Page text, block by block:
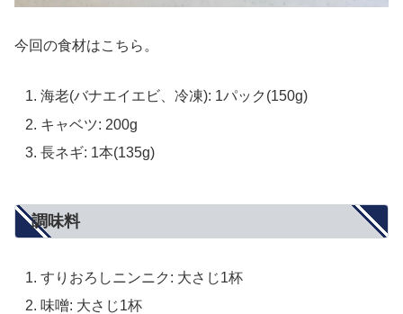
今回の食材はこちら。
海老(バナエイエビ、冷凍): 1パック(150g)
キャベツ: 200g
長ネギ: 1本(135g)
調味料
すりおろしニンニク: 大さじ1杯
味噌: 大さじ1杯